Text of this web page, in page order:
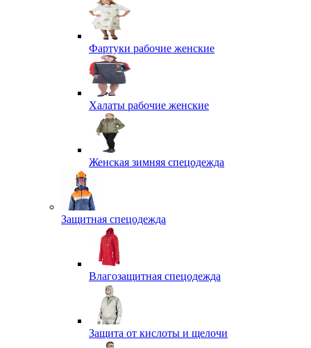
Фартуки рабочие женские
Халаты рабочие женские
Женская зимняя спецодежда
Защитная спецодежда
Влагозащитная спецодежда
Защита от кислоты и щелочи